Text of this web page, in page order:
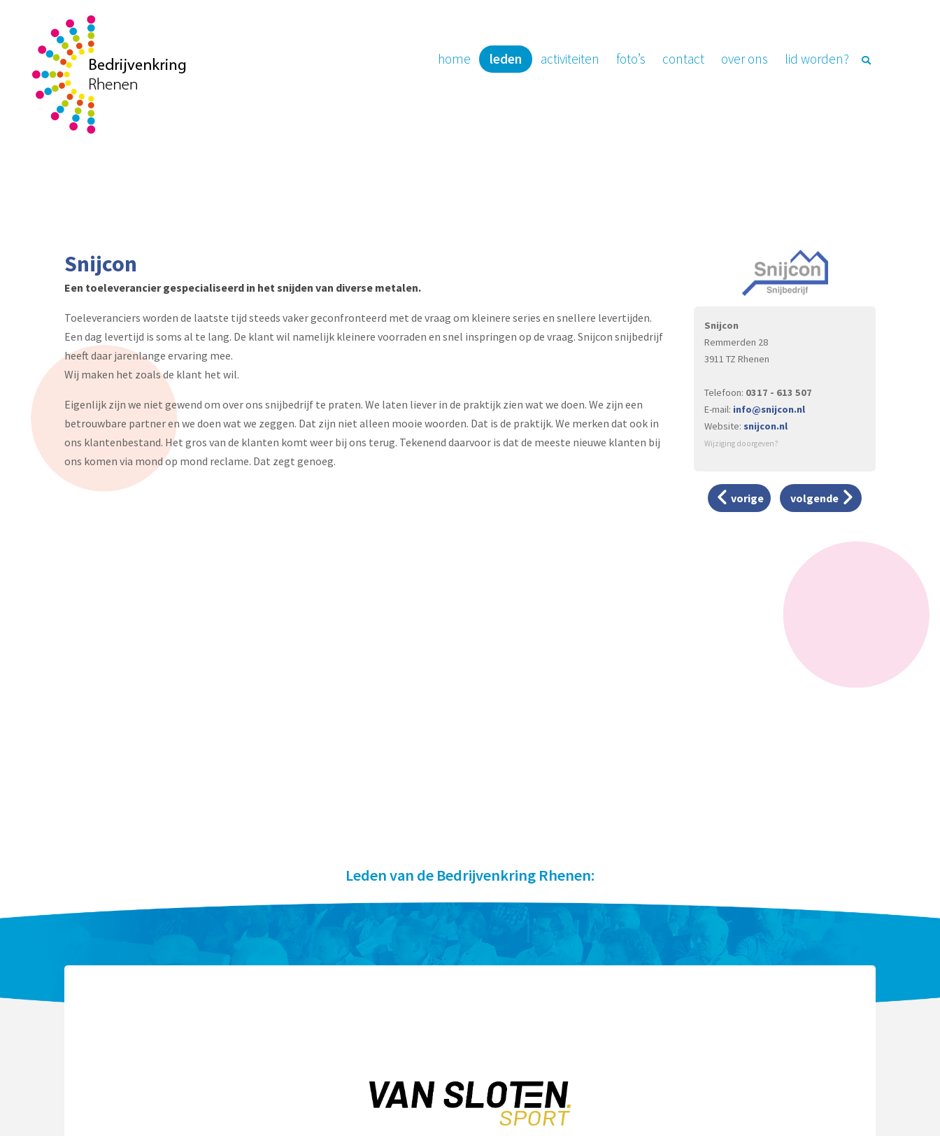
home leden activiteiten foto’s contact over ons lid worden?
Snijcon
Een toeleverancier gespecialiseerd in het snijden van diverse metalen.
Toeleveranciers worden de laatste tijd steeds vaker geconfronteerd met de vraag om kleinere series en snellere levertijden.
Een dag levertijd is soms al te lang. De klant wil namelijk kleinere voorraden en snel inspringen op de vraag. Snijcon snijbedrijf
heeft daar jarenlange ervaring mee.
Wij maken het zoals de klant het wil.
Eigenlijk zijn we niet gewend om over ons snijbedrijf te praten. We laten liever in de praktijk zien wat we doen. We zijn een
betrouwbare partner en we doen wat we zeggen. Dat zijn niet alleen mooie woorden. Dat is de praktijk. We merken dat ook in
ons klantenbestand. Het gros van de klanten komt weer bij ons terug. Tekenend daarvoor is dat de meeste nieuwe klanten bij
ons komen via mond op mond reclame. Dat zegt genoeg.
Snijcon
Remmerden 28
3911 TZ Rhenen
Telefoon: 0317 - 613 507
E-mail: info@snijcon.nl
Website: snijcon.nl
Wijziging doorgeven?
vorige volgende
Leden van de Bedrijvenkring Rhenen: